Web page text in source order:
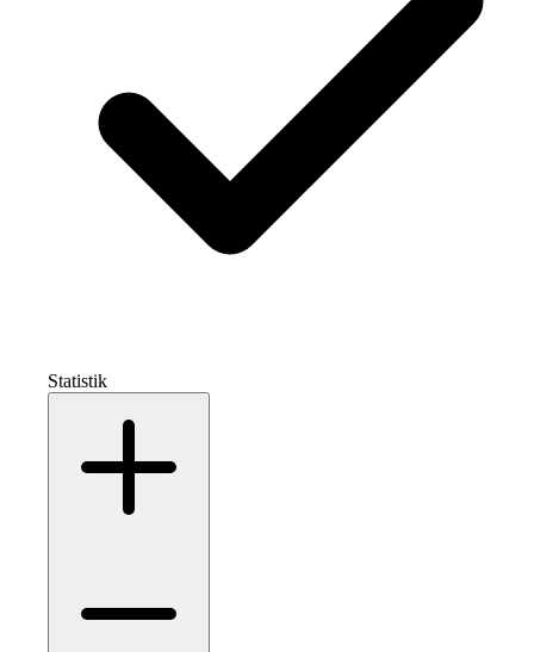
Statistik